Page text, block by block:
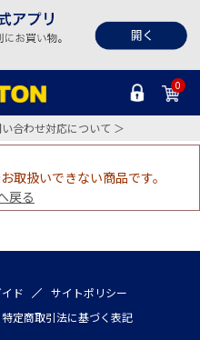
0
合わせ対応について ＞
取扱いできない商品です。
戻る
ド
サイトポリシー
特定商取引法に基づく表記